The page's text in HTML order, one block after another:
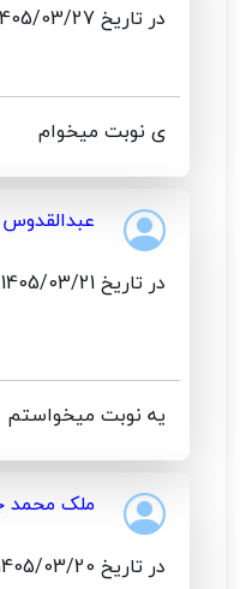
در تاریخ 1405/03/27
ی نوبت میخوام
در تاریخ 1405/03/21
یه نوبت میخواستم
ملک محمد
در تاریخ 1405/03/20